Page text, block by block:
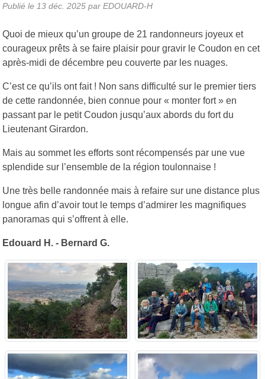
Publié le 13 déc. 2025 par EDOUARD-H
Quoi de mieux qu’un groupe de 21 randonneurs joyeux et
courageux prêts à se faire plaisir pour gravir le Coudon en cet
après-midi de décembre peu couverte par les nuages.
C’est ce qu’ils ont fait ! Non sans difficulté sur le premier tiers
de cette randonnée, bien connue pour « monter fort » en
passant par le petit Coudon jusqu’aux abords du fort du
Lieutenant Girardon.
Mais au sommet les efforts sont récompensés par une vue
splendide sur l’ensemble de la région toulonnaise !
Une très belle randonnée mais à refaire sur une distance plus
longue afin d’avoir tout le temps d’admirer les magnifiques
panoramas qui s’offrent à elle.
Edouard H. - Bernard G.